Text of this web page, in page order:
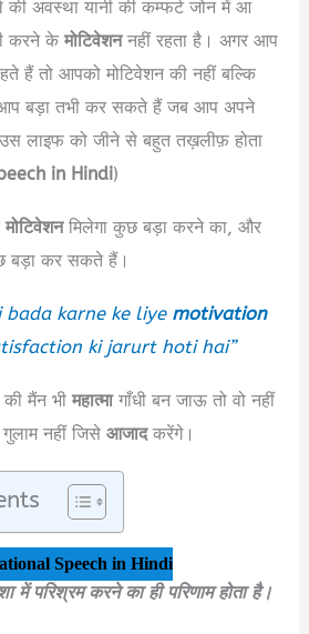
अवस्था यानी की कम्फर्ट जोन में आ
करने केमोटिवेशननहीं रहता है। अगर आप
हैं तो आपको मोटिवेशन की नहीं बल्कि
बड़ा तभी कर सकते हैं जब आप अपने
लाइफ को जीने से बहुत तख़लीफ़ होता
in Hindi)
मोटिवेशनमिलेगा कुछ बड़ा करने का, और
बड़ा कर सकते हैं।
bada karne ke liye motivation
ki jarurt hoti hai”
मैंन भीमहात्मागाँधी बन जाऊ तो वो नहीं
नहीं जिसेआजादकरेंगे।
Speech in Hindi
में परिश्रम करने का ही परिणाम होता है।